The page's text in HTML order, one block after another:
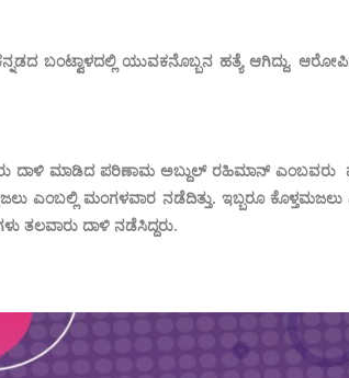
ಬಂಟ್ವಾಳದಲ್ಲಿ ಯುವಕನೊಬ್ಬನ ಹತ್ಯೆ ಆಗಿದ್ದು,
ದಾಳಿ ಮಾಡಿದ ಪರಿಣಾಮ ಅಬ್ದುಲ್ ರಹಿಮಾನ್ ಎಂಬವರು
ಎಂಬಲ್ಲಿ ಮಂಗಳವಾರ ನಡೆದಿತ್ತು. ಇಬ್ಬರೂ
ತಲವಾರು ದಾಳಿ ನಡೆಸಿದ್ದರು.